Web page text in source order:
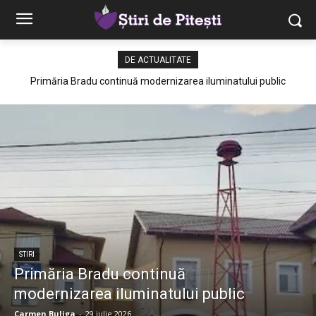
DE ACTUALITATE
Primăria Bradu continuă modernizarea iluminatului public
STIRI
Primăria Bradu continuă
modernizarea iluminatului public
Carmen Buliga - 29 iulie 2026